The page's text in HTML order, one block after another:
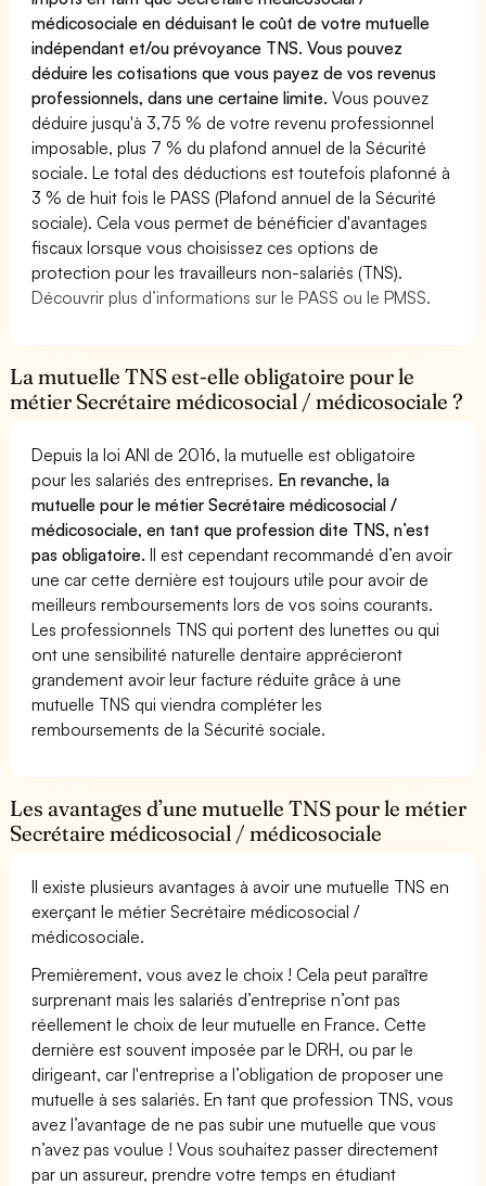
médicosociale en déduisant le coût de votre mutuelle
indépendant et/ou prévoyance TNS. Vous pouvez
déduire les cotisations que vous payez de vos revenus
professionnels, dans une certaine limite.Vous pouvez
déduire jusqu'à 3,75 % de votre revenu professionnel
imposable, plus 7 % du plafond annuel de la Sécurité
sociale. Le total des déductions est toutefois plafonné à
3 % de huit fois le PASS (Plafond annuel de la Sécurité
sociale). Cela vous permet de bénéficier d'avantages
fiscaux lorsque vous choisissez ces options de
protection pour les travailleurs non-salariés (TNS).
Découvrir plus d’informations sur le PASS ou le PMSS.
La mutuelle TNS est-elle obligatoire pour le
métier Secrétaire médicosocial / médicosociale ?
Depuis la loi ANI de 2016, la mutuelle est obligatoire
pour les salariés des entreprises. En revanche, la
mutuelle pour le métier Secrétaire médicosocial /
médicosociale, en tant que profession dite TNS, n’est
pas obligatoire.Il est cependant recommandé d’en avoir
une car cette dernière est toujours utile pour avoir de
meilleurs remboursements lors de vos soins courants.
Les professionnels TNS qui portent des lunettes ou qui
ont une sensibilité naturelle dentaire apprécieront
grandement avoir leur facture réduite grâce à une
mutuelle TNS qui viendra compléter les
remboursements de la Sécurité sociale.
Les avantages d’une mutuelle TNS pour le métier
Secrétaire médicosocial / médicosociale
Il existe plusieurs avantages à avoir une mutuelle TNS en
exerçant le métier Secrétaire médicosocial /
médicosociale.
Premièrement, vous avez le choix ! Cela peut paraître
surprenant mais les salariés d’entreprise n’ont pas
réellement le choix de leur mutuelle en France. Cette
dernière est souvent imposée par le DRH, ou par le
dirigeant, car l'entreprise a l’obligation de proposer une
mutuelle à ses salariés. En tant que profession TNS, vous
avez l’avantage de ne pas subir une mutuelle que vous
n’avez pas voulue ! Vous souhaitez passer directement
par un assureur, prendre votre temps en étudiant